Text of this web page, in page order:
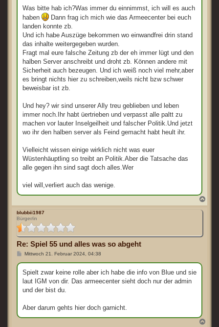
Was bitte hab ich?Was immer du einnimmst, ich will es auch
haben
Dann frag ich mich wie das Armeecenter bei euch
landen konnte zb.
Und ich habe Auszüge bekommen wo einwandfrei drin stand
das inhalte weitergegeben wurden.
Fragt mal eure falsche Zeitung zb der eh immer lügt und den
halben Server anschreibt und droht zb. Können andere mit
Sicherheit auch bezeugen. Und ich weiß noch viel mehr,aber
es bringt nichts hier zu schreiben,weils nicht bzw schwer
beweisbar ist zb.
Und hey? wir sind unserer Ally treu geblieben und leben
immer noch.Ihr habt üertrieben und verpasst alle paltt zu
machen vor lauter Inselgeilheit und falscher Politik.Und jetzt
wo ihr den halben server als Feind gemacht habt heult ihr.
Vielleicht wissen einige wirklich nicht was euer
Wüstenhäuptling so treibt an Politik.Aber die Tatsache das
alle gegen ihn sind sagt doch alles.Wer
viel will,verliert auch das wenige.
a
blubbii1987
Bürger/in
Re: Spiel 55 und alles was so abgeht
B
i
t
a
g
Mittwoch 21. Februar 2024, 04:38
Spielt zwar keine rolle aber ich habe die info von Blue und sie
laut IGM von dir. Das armeecenter sieht doch nur der admin
und der bist du.
Aber darum gehts hier doch garnicht.